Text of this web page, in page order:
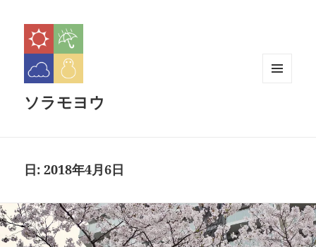
ソラモヨウ
日:2018年4月6日